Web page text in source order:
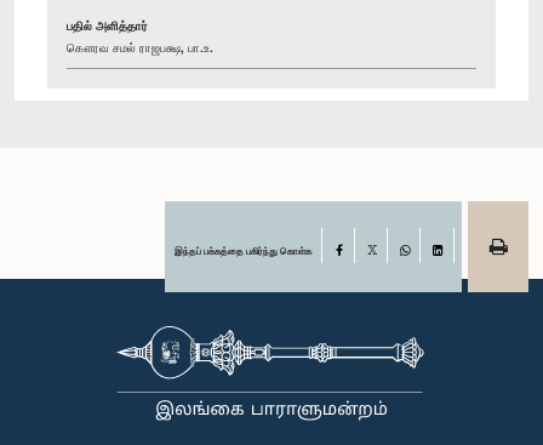
பதில் அளித்தார்
கௌரவ சமல் ராஜபக்ஷ, பா.உ.
இந்தப் பக்கத்தை பகிர்ந்து கொள்க Facebook